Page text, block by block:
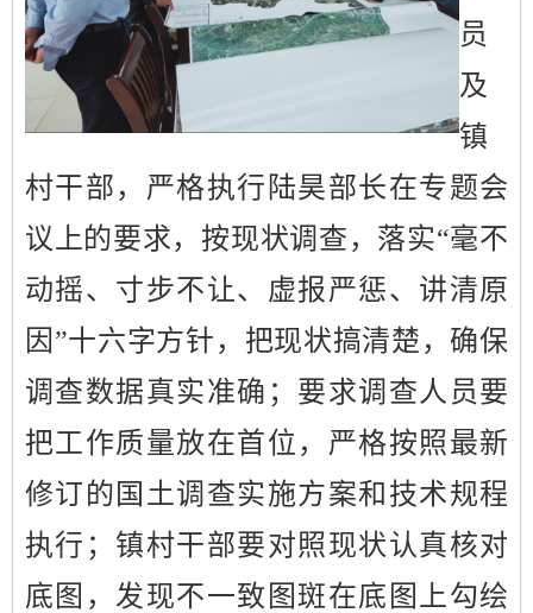
员
及
镇
村干部，严格执行陆昊部长在专题会
议上的要求，按现状调查，落实“毫不
动摇、寸步不让、虚报严惩、讲清原
因”十六字方针，把现状搞清楚，确保
调查数据真实准确；要求调查人员要
把工作质量放在首位，严格按照最新
修订的国土调查实施方案和技术规程
执行；镇村干部要对照现状认真核对
底图，发现不一致 图斑在底图上勾绘